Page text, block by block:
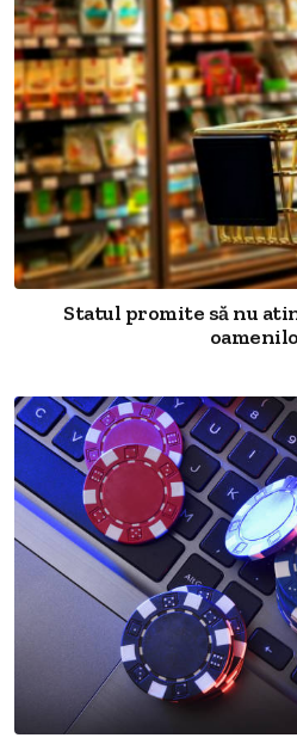
Statul promite să nu